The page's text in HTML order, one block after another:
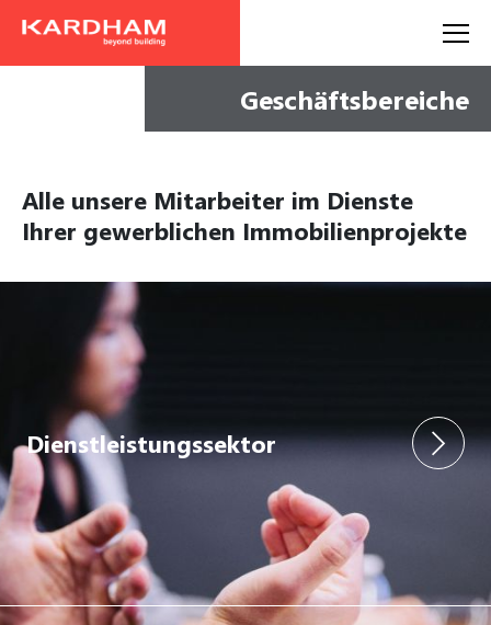
Geschäftsbereiche
Alle unsere Mitarbeiter im Dienste
Ihrer gewerblichen Immobilienprojekte
Dienstleistungssektor